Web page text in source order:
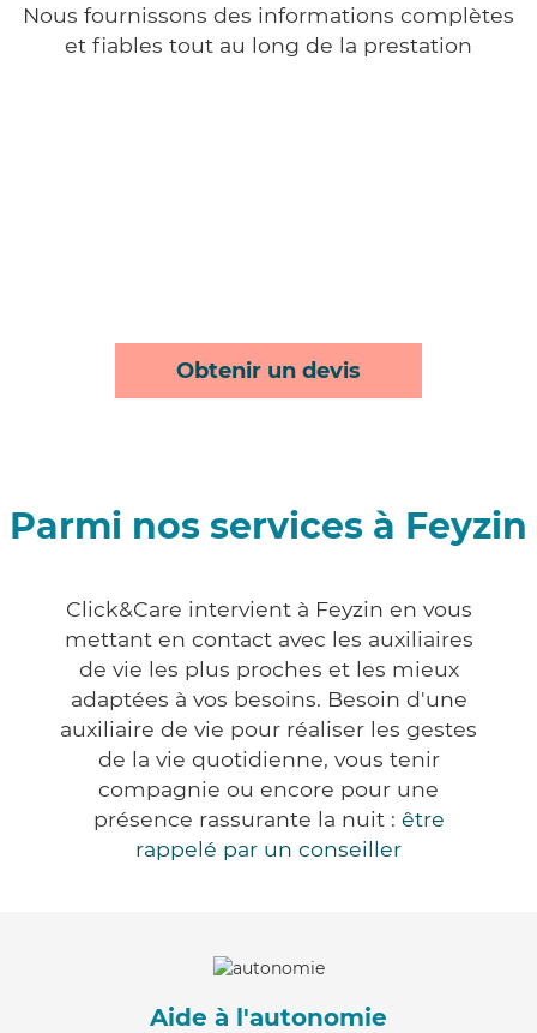
Nous fournissons des informations complètes
et fiables tout au long de la prestation
Obtenir un devis
Parmi nos services à Feyzin
Click&Care intervient à Feyzin en vous
mettant en contact avec les auxiliaires
de vie les plus proches et les mieux
adaptées à vos besoins. Besoin d'une
auxiliaire de vie pour réaliser les gestes
de la vie quotidienne, vous tenir
compagnie ou encore pour une
présence rassurante la nuit : être
rappelé par un conseiller
Aide à l'autonomie